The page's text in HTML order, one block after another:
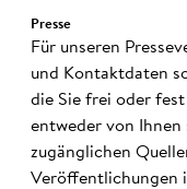
Presse
Für unseren
und Kontaktdaten
die Sie frei oder
entweder von
zugänglichen
Veröffentlichungen